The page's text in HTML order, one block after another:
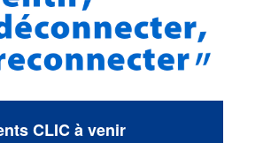
CLIC à venir